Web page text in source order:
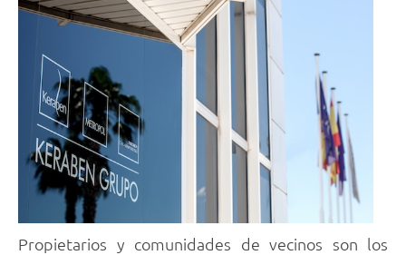
Propietarios y comunidades de vecinos son los